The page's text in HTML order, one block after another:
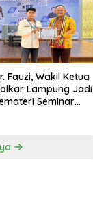
Fauzi, Wakil Ketua
Lampung Jadi
Seminar